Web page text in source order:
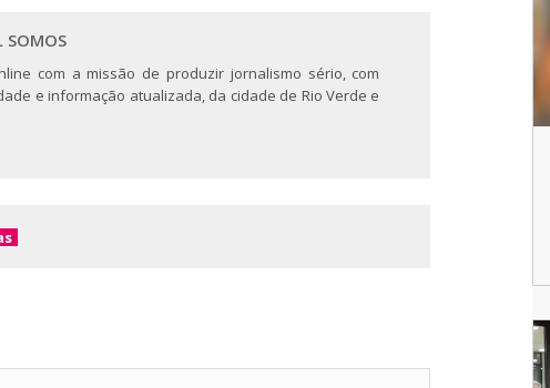
SOMOS
com a missão de produzir jornalismo sério, com
e informação atualizada, da cidade de Rio Verde e